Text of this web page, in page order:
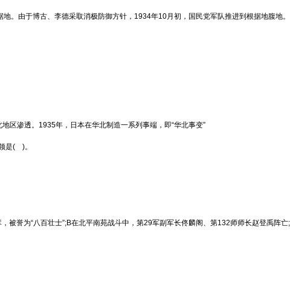
地。由于博古、李德采取消极防御方针，1934年10月初，国民党军队推进到根据地腹
区渗透。1935年，日本在华北制造一系列事端，即“华北事变”
是( )。
被誉为“八百壮士”;B在北平南苑战斗中，第29军副军长佟麟阁、第132师师长赵登禹